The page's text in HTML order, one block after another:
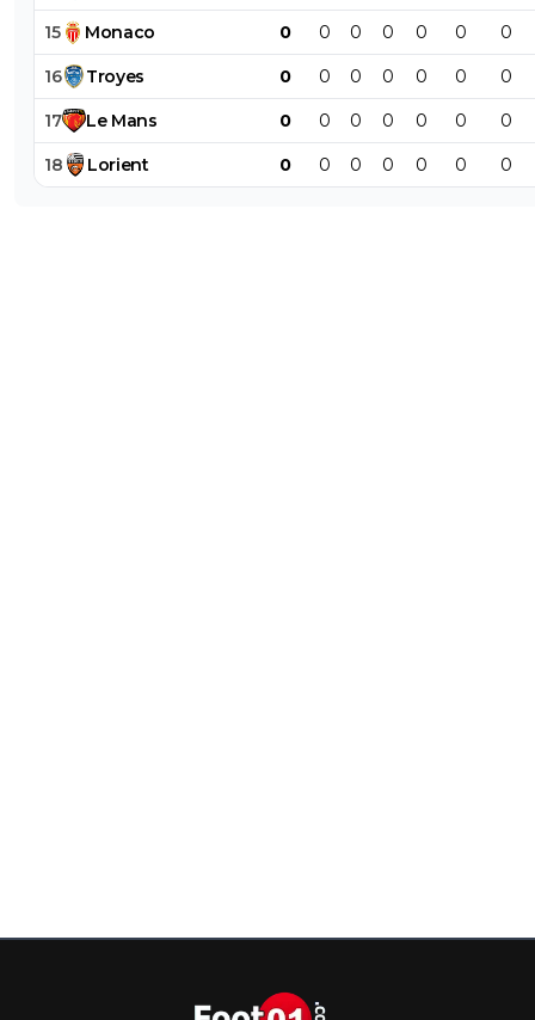
15 Monaco 0 0 0 0 0 0 0
16 Troyes 0 0 0 0 0 0 0
17 Le Mans 0 0 0 0 0 0 0
18 Lorient 0 0 0 0 0 0 0